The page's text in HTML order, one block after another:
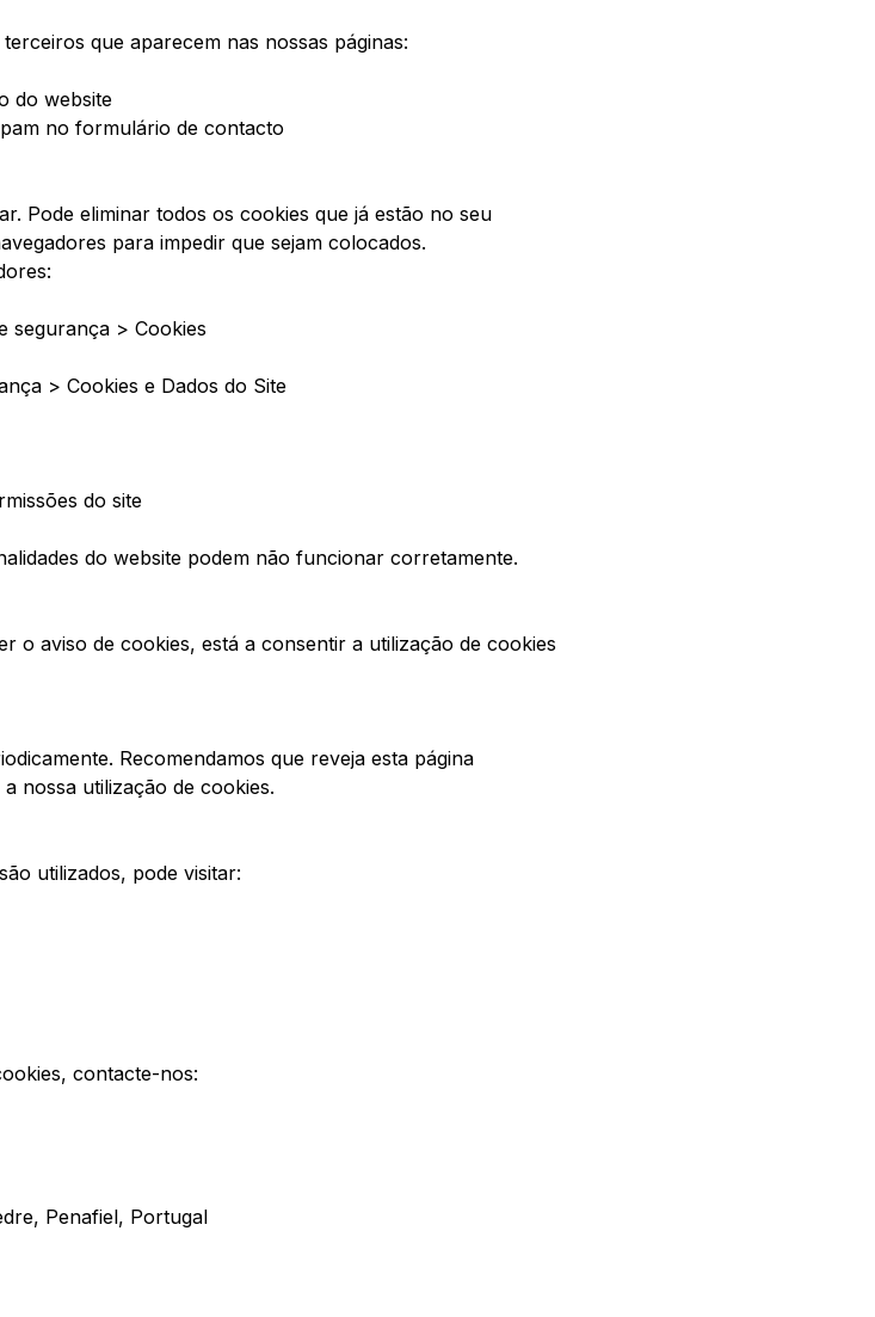
que aparecem nas nossas páginas:
do website
no formulário de contacto
Pode eliminar todos os cookies que já estão no seu
para impedir que sejam colocados.
segurança > Cookies
> Cookies e Dados do Site
do site
do website podem não funcionar corretamente.
o aviso de cookies, está a consentir a utilização de cookies
Recomendamos que reveja esta página
nossa utilização de cookies.
utilizados, pode visitar:
contacte-nos:
Penafiel, Portugal